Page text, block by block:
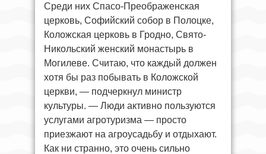
Среди них Спасо-Преображенская
церковь, Софийский собор в Полоцке,
Коложская церковь в Гродно, Свято-
Никольский женский монастырь в
Могилеве. Считаю, что каждый должен
хотя бы раз побывать в Коложской
церкви, — подчеркнул министр
культуры. — Люди активно пользуются
услугами агротуризма — просто
приезжают на агроусадьбу и отдыхают.
Как ни странно, это очень сильно